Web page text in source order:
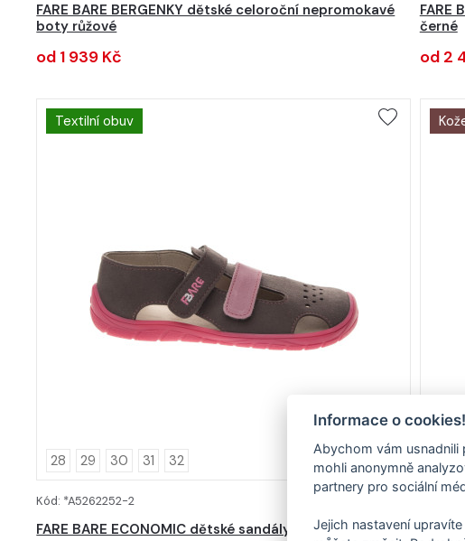
FARE BARE BERGENKY dětské celoroční nepromokavé
boty růžové
od 1 939 Kč
FARE
černé
od 2
Textilní obuv
28 29 30 31 32
Kód: *A5262252-2
FARE BARE ECONOMIC dětské sandály šedé
23
FARE
Informace o cookies!
Abychom vám usnadnili
mohli anonymně
partnery pro sociální
Jejich nastavení